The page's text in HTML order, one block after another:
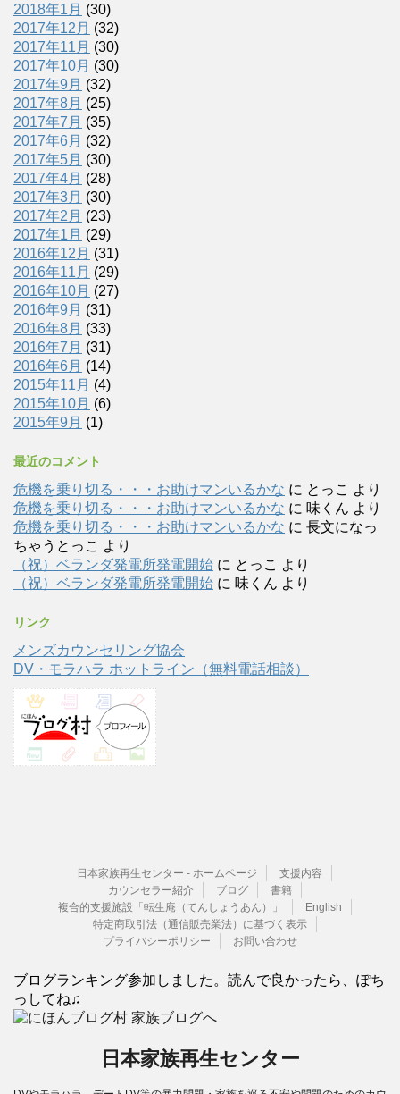
2018年1月 (30)
2017年12月 (32)
2017年11月 (30)
2017年10月 (30)
2017年9月 (32)
2017年8月 (25)
2017年7月 (35)
2017年6月 (32)
2017年5月 (30)
2017年4月 (28)
2017年3月 (30)
2017年2月 (23)
2017年1月 (29)
2016年12月 (31)
2016年11月 (29)
2016年10月 (27)
2016年9月 (31)
2016年8月 (33)
2016年7月 (31)
2016年6月 (14)
2015年11月 (4)
2015年10月 (6)
2015年9月 (1)
最近のコメント
危機を乗り切る・・・お助けマンいるかな に とっこ より
危機を乗り切る・・・お助けマンいるかな に 味くん より
危機を乗り切る・・・お助けマンいるかな に 長文になっ
ちゃうとっこ より
（祝）ベランダ発電所発電開始 に とっこ より
（祝）ベランダ発電所発電開始 に 味くん より
リンク
メンズカウンセリング協会
DV・モラハラ ホットライン（無料電話相談）
日本家族再生センター - ホームページ
支援内容
カウンセラー紹介
ブログ
書籍
複合的支援施設「転生庵（てんしょうあん）」
English
特定商取引法（通信販売業法）に基づく表示
プライバシーポリシー
お問い合わせ
ブログランキング参加しました。読んで良かったら、ぽち
っしてね♫
日本家族再生センター